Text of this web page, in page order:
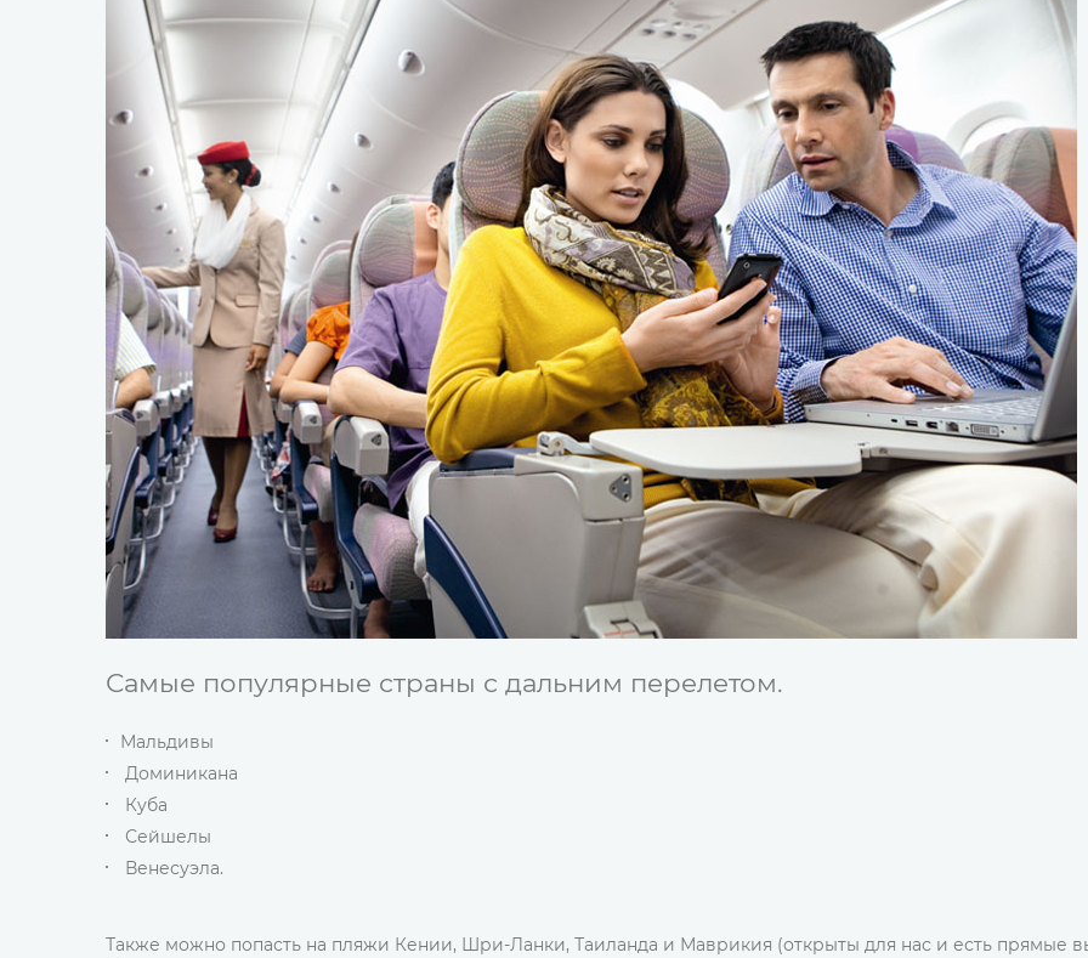
Самые популярные страны с дальним перелетом.
Мальдивы
Доминикана
Куба
Сейшелы
Венесуэла.
Также можно попасть на пляжи Кении, Шри-Ланки, Таиланда и Маврикия (открыты для нас и есть прямые